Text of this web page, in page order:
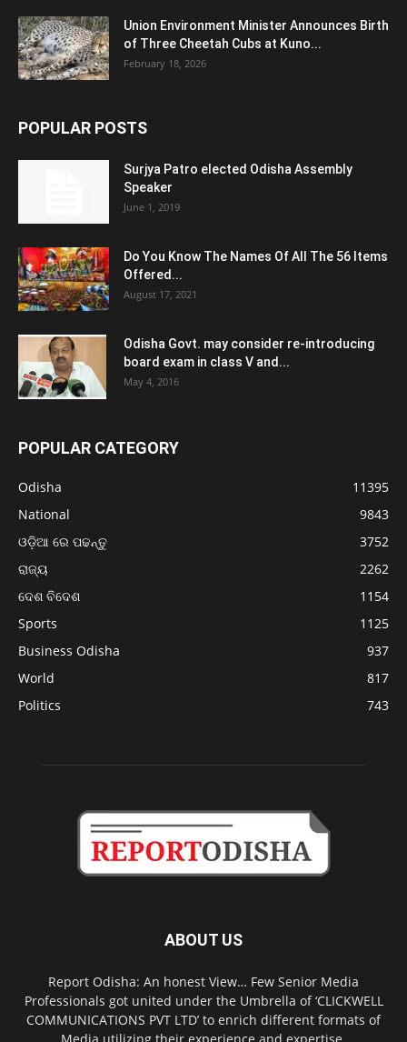
Union Environment Minister Announces Birth
of Three Cheetah Cubs at Kuno...
February 18, 2026
POPULAR POSTS
Surjya Patro elected Odisha Assembly
Speaker
June 1, 2019
Do You Know The Names Of All The 56 Items
Offered...
August 17, 2021
Odisha Govt. may consider re-introducing
board exam in class V and...
May 4, 2016
POPULAR CATEGORY
Odisha
11395
National
9843
ଓଡ଼ିଆ ରେ ପଢନ୍ତୁ
3752
ରାଜ୍ୟ
2262
ଦେଶ ବିଦେଶ
1154
Sports
1125
Business Odisha
937
World
817
Politics
743
ABOUT US
Report Odisha: An honest View… Few Senior Media
Professionals got united under the Umbrella of ‘CLICKWELL
COMMUNICATIONS PVT LTD’ to enrich different formats of